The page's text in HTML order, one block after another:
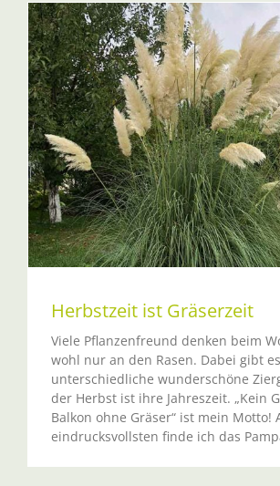
Herbstzeit ist Gräserzeit
Viele Pflanzenfreund denken beim
wohl nur an den Rasen. Dabei gibt
unterschiedliche wunderschöne
der Herbst ist ihre Jahreszeit. „Kein
Balkon ohne Gräser“ ist mein Motto!
eindrucksvollsten finde ich das